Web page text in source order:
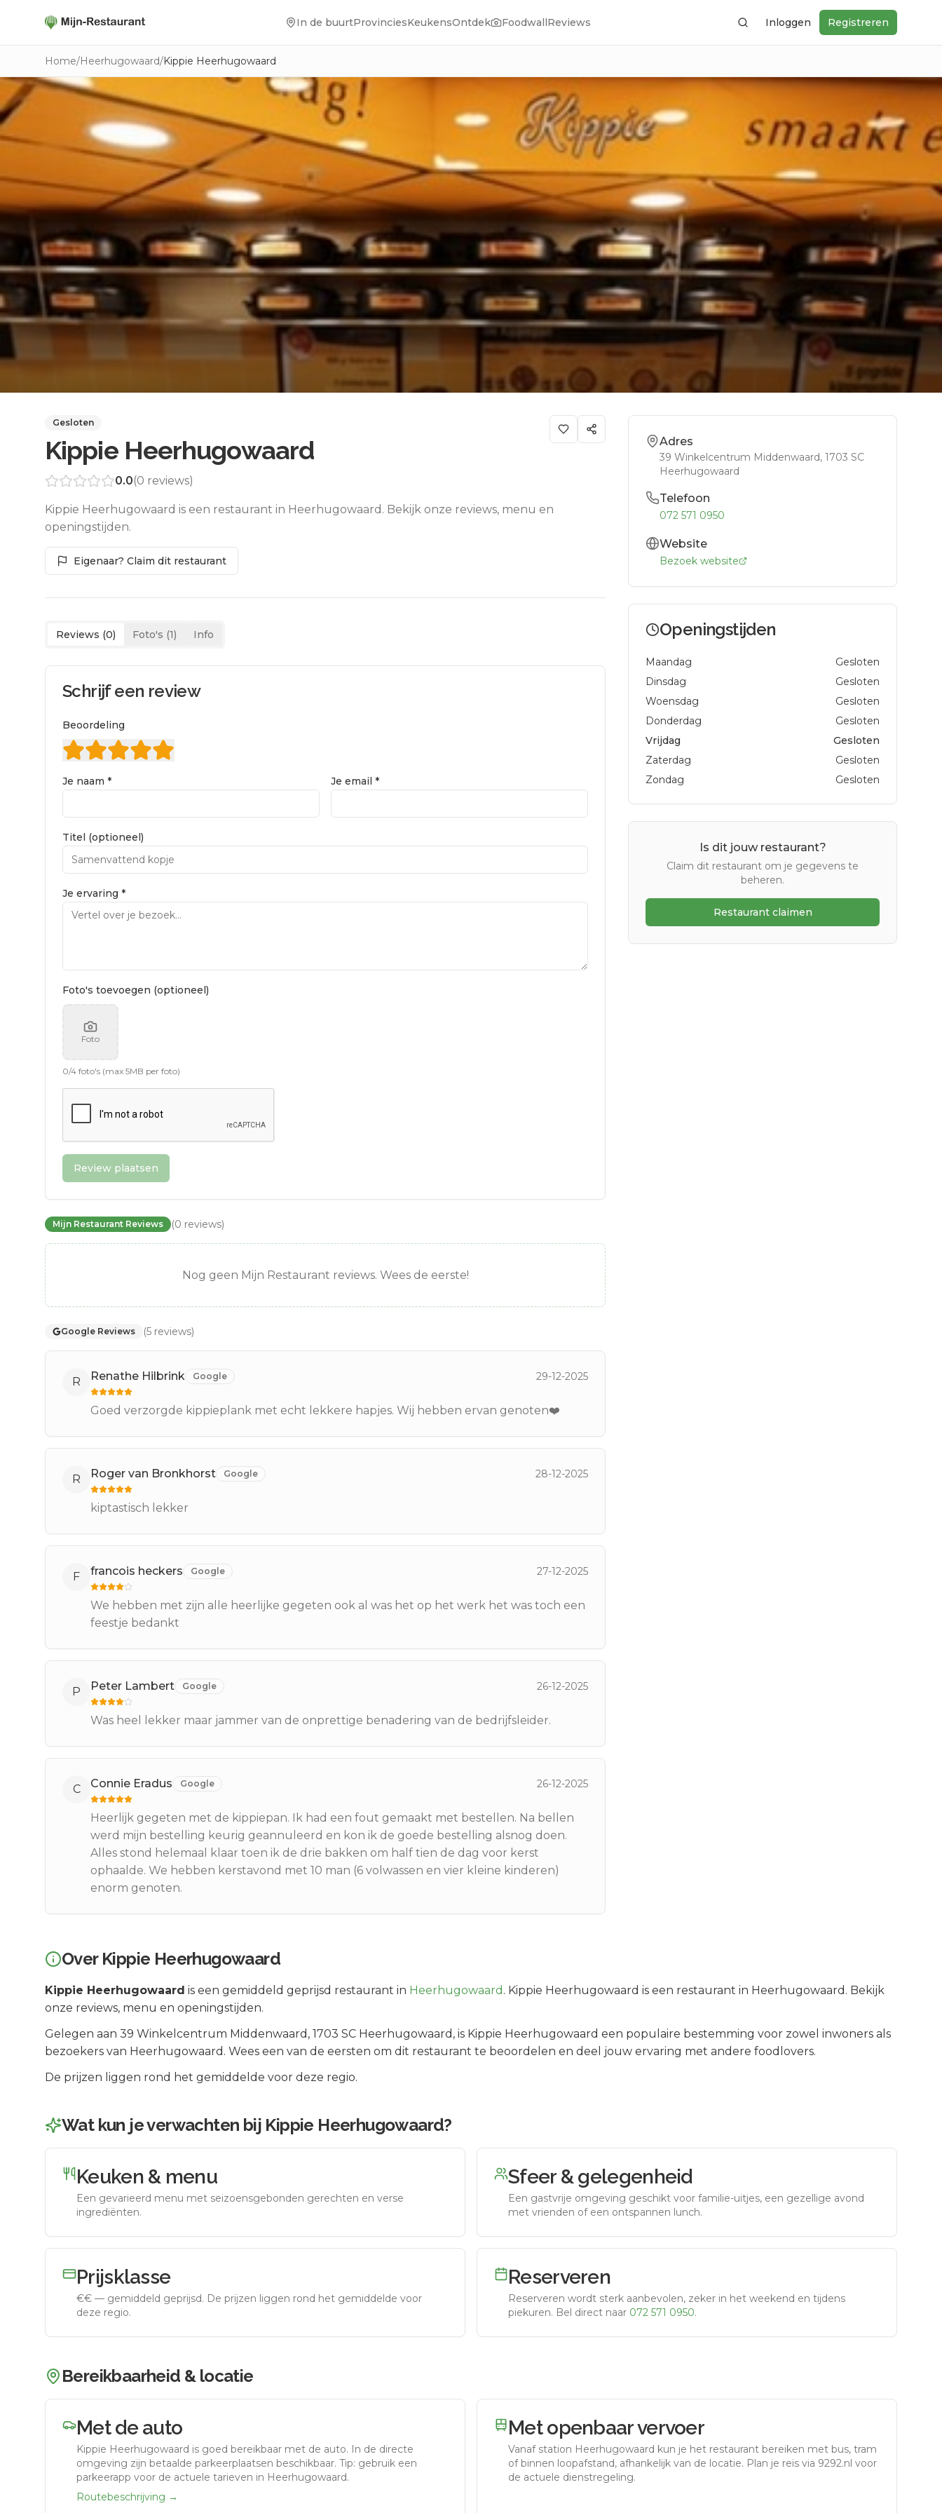
In de buurtProvinciesKeukensOntdek FoodwallReviews ZoekenInloggen Registreren
Home/Heerhugowaard/Kippie Heerhugowaard
Gesloten
Kippie Heerhugowaard
0.0(0 reviews)
Kippie Heerhugowaard is een restaurant in Heerhugowaard. Bekijk onze reviews, menu en
openingstijden.
Eigenaar? Claim dit restaurant
Reviews (0) Foto's (1) Info
Schrijf een review
Beoordeling
Je naam * Je email *
Titel (optioneel)
Je ervaring *
Foto's toevoegen (optioneel)
Foto
0/4 foto's (max 5MB per foto)
Review plaatsen
Mijn Restaurant Reviews (0 reviews)
Nog geen Mijn Restaurant reviews. Wees de eerste!
Google Reviews (5 reviews)
R Renathe Hilbrink Google 29-12-2025
Goed verzorgde kippieplank met echt lekkere hapjes. Wij hebben ervan genoten❤️
R Roger van Bronkhorst Google 28-12-2025
kiptastisch lekker
F francois heckers Google 27-12-2025
We hebben met zijn alle heerlijke gegeten ook al was het op het werk het was toch een
feestje bedankt
P Peter Lambert Google 26-12-2025
Was heel lekker maar jammer van de onprettige benadering van de bedrijfsleider.
C Connie Eradus Google 26-12-2025
Heerlijk gegeten met de kippiepan. Ik had een fout gemaakt met bestellen. Na bellen
werd mijn bestelling keurig geannuleerd en kon ik de goede bestelling alsnog doen.
Alles stond helemaal klaar toen ik de drie bakken om half tien de dag voor kerst
ophaalde. We hebben kerstavond met 10 man (6 volwassen en vier kleine kinderen)
enorm genoten.
Adres
39 Winkelcentrum Middenwaard, 1703 SC
Heerhugowaard
Telefoon
072 571 0950
Website
Bezoek website
Openingstijden
Maandag
Gesloten
Dinsdag
Gesloten
Woensdag
Gesloten
Donderdag
Gesloten
Vrijdag
Gesloten
Zaterdag
Gesloten
Zondag
Gesloten
Is dit jouw restaurant?
Claim dit restaurant om je gegevens te
beheren.
Restaurant claimen
Over Kippie Heerhugowaard
Kippie Heerhugowaard is een gemiddeld geprijsd restaurant in Heerhugowaard . Kippie Heerhugowaard is een restaurant in Heerhugowaard. Bekijk
onze reviews, menu en openingstijden.
Gelegen aan 39 Winkelcentrum Middenwaard , 1703 SC Heerhugowaard , is Kippie Heerhugowaard een populaire bestemming voor zowel inwoners als
bezoekers van Heerhugowaard . Wees een van de eersten om dit restaurant te beoordelen en deel jouw ervaring met andere foodlovers.
De prijzen liggen rond het gemiddelde voor deze regio.
Wat kun je verwachten bij Kippie Heerhugowaard?
Keuken & menu
Een gevarieerd menu met seizoensgebonden gerechten en verse
ingrediënten.
Sfeer & gelegenheid
Een gastvrije omgeving geschikt voor familie-uitjes, een gezellige avond
met vrienden of een ontspannen lunch.
Prijsklasse
€€ — gemiddeld geprijsd. De prijzen liggen rond het gemiddelde voor
deze regio.
Reserveren
Reserveren wordt sterk aanbevolen, zeker in het weekend en tijdens
piekuren. Bel direct naar 072 571 0950.
Bereikbaarheid & locatie
Met de auto
Kippie Heerhugowaard is goed bereikbaar met de auto. In de directe
omgeving zijn betaalde parkeerplaatsen beschikbaar. Tip: gebruik een
parkeerapp voor de actuele tarieven in Heerhugowaard.
Routebeschrijving →
Met openbaar vervoer
Vanaf station Heerhugowaard kun je het restaurant bereiken met bus, tram
of binnen loopafstand, afhankelijk van de locatie. Plan je reis via 9292.nl voor
de actuele dienstregeling.